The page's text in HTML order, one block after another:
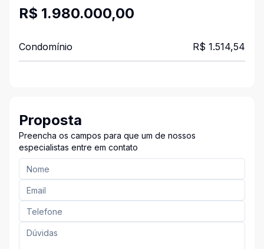
R$ 1.980.000,00
Condomínio R$ 1.514,54
Proposta
Preencha os campos para que um de nossos
especialistas entre em contato